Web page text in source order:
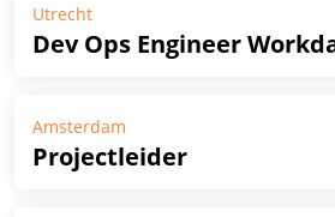
Utrecht
Dev Ops Engineer
Amsterdam
Projectleider